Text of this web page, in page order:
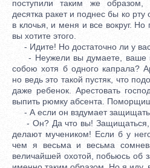
поступили таким же
десятка ракет и поднес бы ко
в клочья, и меня и все вокруг.
вы хотите этого.
- Идите! Но достаточно ли у
- Неужели вы думаете, ваше
собою хотя б одного капрала?
но ведь это такой пустяк, что
даже ребенок. Арестовать
выпить рюмку абсента.
- А если он вздумает
- Он? Да что вы! Защищаться,
делают мучеником! Если б у
чем я весьма и весьма
величайшей охотой, побьюсь об